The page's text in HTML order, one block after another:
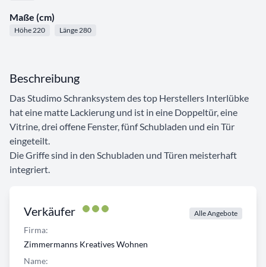
Maße (cm)
Höhe 220 Länge 280
Verkäufer Alle Angebote
Firma:
Zimmermanns Kreatives Wohnen
Name:
Beschreibung
Das Studimo Schranksystem des top Herstellers Interlübke
hat eine matte Lackierung und ist in eine Doppeltür, eine
Vitrine, drei offene Fenster, fünf Schubladen und ein Tür
eingeteilt.
Die Griffe sind in den Schubladen und Türen meisterhaft
integriert.